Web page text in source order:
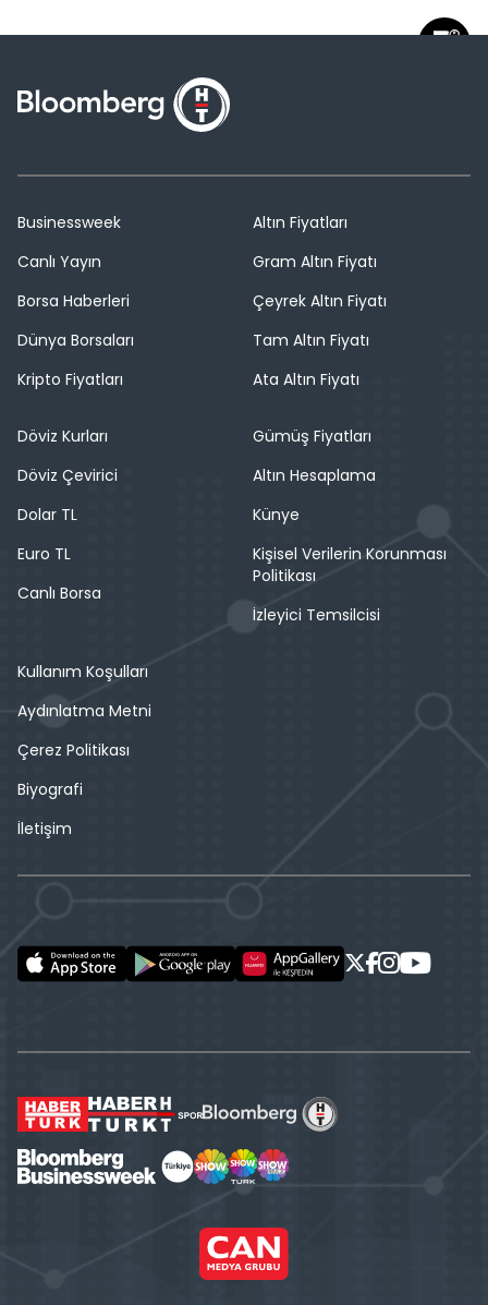
Businessweek
Canlı Yayın
Borsa Haberleri
Dünya Borsaları
Kripto Fiyatları
Altın Fiyatları
Gram Altın Fiyatı
Çeyrek Altın Fiyatı
Tam Altın Fiyatı
Ata Altın Fiyatı
Döviz Kurları
Döviz Çevirici
Dolar TL
Euro TL
Canlı Borsa
Gümüş Fiyatları
Altın Hesaplama
Künye
Kişisel Verilerin Korunması
Politikası
İzleyici Temsilcisi
Kullanım Koşulları
Aydınlatma Metni
Çerez Politikası
Biyografi
İletişim